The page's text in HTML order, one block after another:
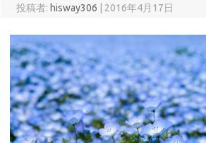
投稿者: hisway306 2016年4月17日